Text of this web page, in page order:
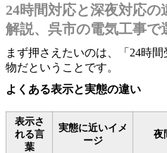
24時間対応と深夜対応
解説、呉市の電気工事で
まず押さえたいのは、「24時
物だということです。
よくある表示と実態の違い
表示さ
れる言
葉
実態に近いイメ
ージ
夜